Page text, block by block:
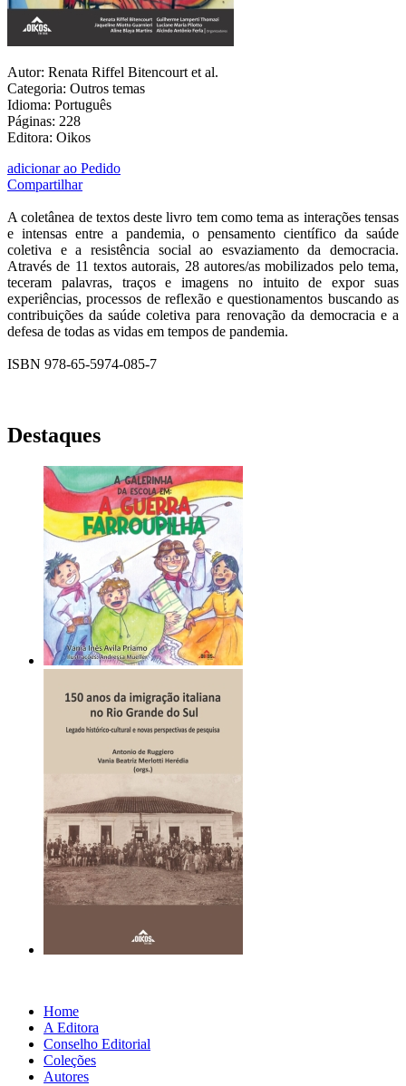
Autor: Renata Riffel Bitencourt et al.
Categoria: Outros temas
Idioma: Português
Páginas: 228
Editora: Oikos
adicionar ao Pedido
Compartilhar
A coletânea de textos deste livro tem como tema as interações tensas
e intensas entre a pandemia, o pensamento científico da saúde
coletiva e a resistência social ao esvaziamento da democracia.
Através de 11 textos autorais, 28 autores/as mobilizados pelo tema,
teceram palavras, traços e imagens no intuito de expor suas
experiências, processos de reflexão e questionamentos buscando as
contribuições da saúde coletiva para renovação da democracia e a
defesa de todas as vidas em tempos de pandemia.
ISBN 978-65-5974-085-7
Destaques
Home
A Editora
Conselho Editorial
Coleções
Autores